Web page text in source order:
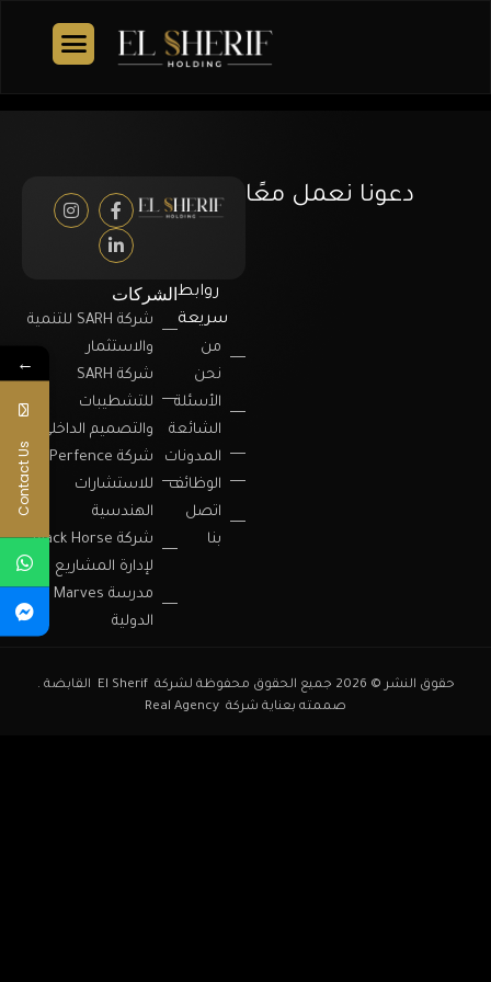
دعونا نعمل معًا
روابط
سريعة
من
نحن
الأسئلة
الشائعة
المدونات
الوظائف
اتصل
بنا
الشركات
شركة SARH للتنمية
والاستثمار
شركة SARH
للتشطيبات
والتصميم الداخلي
شركة Perfence
للاستشارات
الهندسية
شركة Black Horse
لإدارة المشاريع
مدرسة Marves
الدولية
حقوق النشر © 2026 جميع الحقوق محفوظة لشركة El Sherif القابضة .
صممته بعناية شركة Real Agency
←
Contact Us